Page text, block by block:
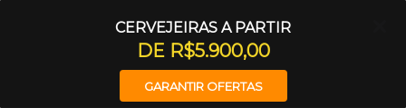
CERVEJEIRAS A PARTIR
DE R$5.900,00
GARANTIR OFERTAS